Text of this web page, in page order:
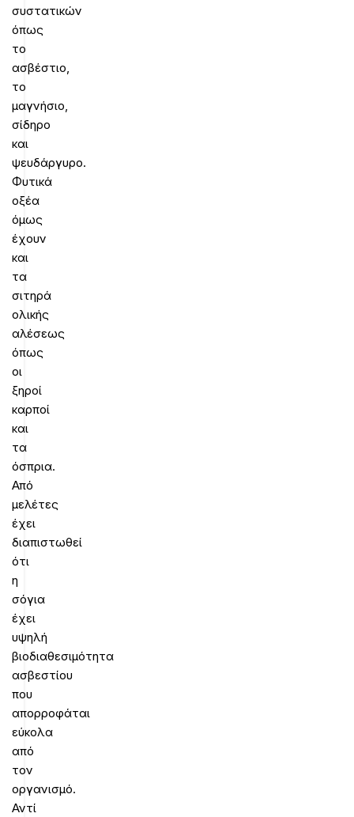
συστατικών
όπως
το
ασβέστιο,
το
μαγνήσιο,
σίδηρο
και
ψευδάργυρο.
Φυτικά
οξέα
όμως
έχουν
και
τα
σιτηρά
ολικής
αλέσεως
όπως
οι
ξηροί
καρποί
και
τα
όσπρια.
Από
μελέτες
έχει
διαπιστωθεί
ότι
η
σόγια
έχει
υψηλή
βιοδιαθεσιμότητα
ασβεστίου
που
απορροφάται
εύκολα
από
τον
οργανισμό.
Αντί